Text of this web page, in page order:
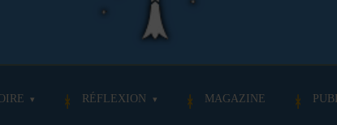
RÉFLEXION MAGAZINE